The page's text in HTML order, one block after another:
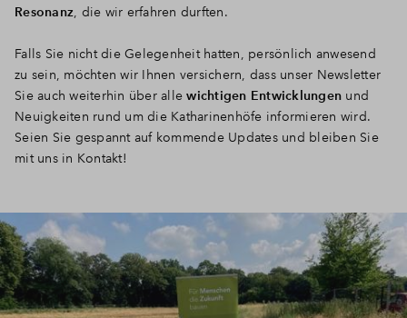
Resonanz, die wir erfahren durften.
Falls Sie nicht die Gelegenheit hatten, persönlich anwesend
zu sein, möchten wir Ihnen versichern, dass unser Newsletter
Sie auch weiterhin über allewichtigen Entwicklungen und
Neuigkeiten rund um die Katharinenhöfe informieren wird.
Seien Sie gespannt auf kommende Updates und bleiben Sie
mit uns in Kontakt!